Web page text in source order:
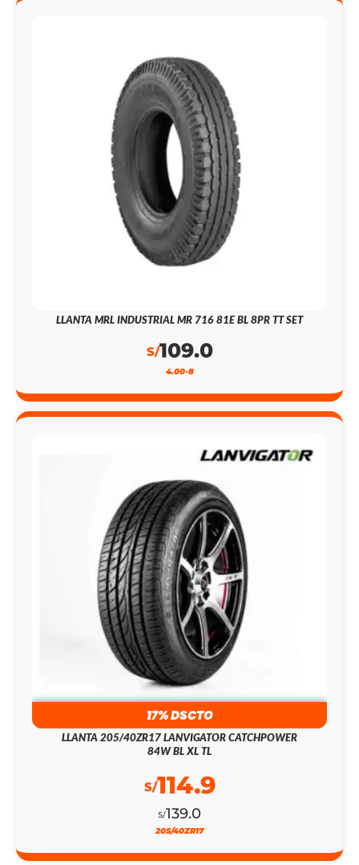
LLANTA MRL INDUSTRIAL MR 716 81E BL 8PR TT SET
S/109.0
4.00-8
17% DSCTO
LLANTA 205/40ZR17 LANVIGATOR CATCHPOWER
84W BL XL TL
S/139.0
S/114.9
205/40ZR17